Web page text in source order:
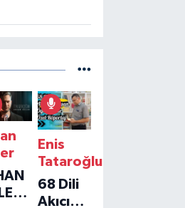
Enis
Tataroğlu
68 Dili
Akıcı